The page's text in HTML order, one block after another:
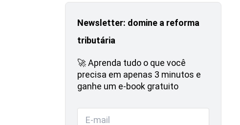
Newsletter: domine a reforma
tributária
🚀 Aprenda tudo o que você
precisa em apenas 3 minutos e
ganhe um e-book gratuito